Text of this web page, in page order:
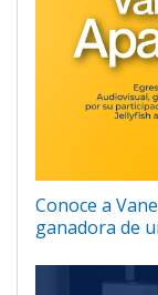
Conoce a
ganadora de